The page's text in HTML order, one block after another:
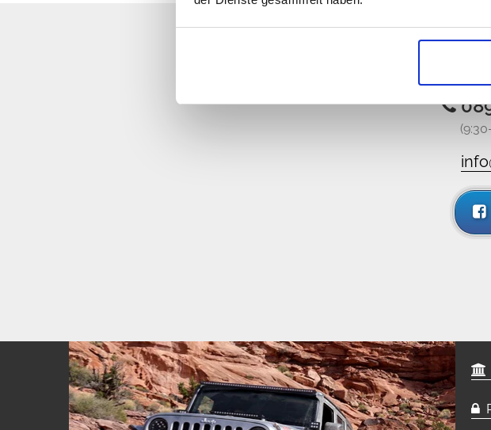
Vi
Ring oss, send oss ​​en e-post, ta gjerne kontakt